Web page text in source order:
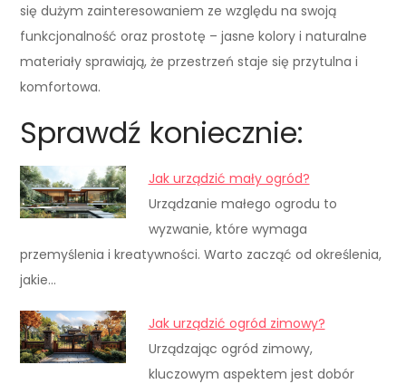
się dużym zainteresowaniem ze względu na swoją
funkcjonalność oraz prostotę – jasne kolory i naturalne
materiały sprawiają, że przestrzeń staje się przytulna i
komfortowa.
Sprawdź koniecznie:
Jak urządzić mały ogród?
Urządzanie małego ogrodu to
wyzwanie, które wymaga
przemyślenia i kreatywności. Warto zacząć od określenia,
jakie…
Jak urządzić ogród zimowy?
Urządzając ogród zimowy,
kluczowym aspektem jest dobór